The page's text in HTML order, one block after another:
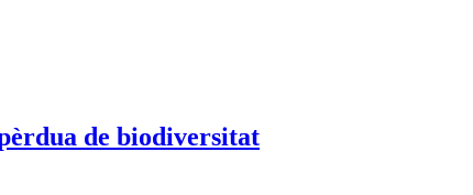
de biodiversitat